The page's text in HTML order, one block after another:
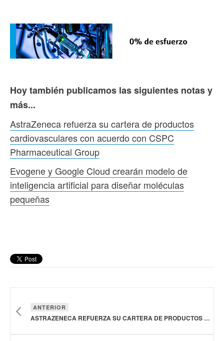
Hoy también publicamos las siguientes notas y
más...
AstraZeneca refuerza su cartera de productos
cardiovasculares con acuerdo con CSPC
Pharmaceutical Group
Evogene y Google Cloud crearán modelo de
inteligencia artificial para diseñar moléculas
pequeñas
ANTERIOR
ASTRAZENECA REFUERZA SU CARTERA DE PRODUCTOS CARDIOVASCULARES CON ACUERDO CON CSPC PHARMACEUTICAL GROUP